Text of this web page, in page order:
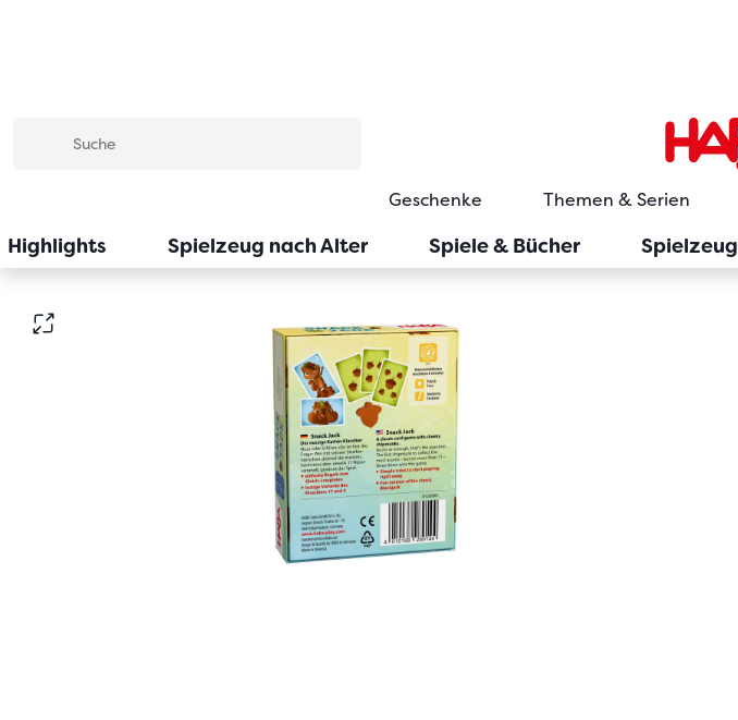
Geschenke Themen & Serien
Highlights Spielzeug nach Alter Spiele & Bücher Spielzeug